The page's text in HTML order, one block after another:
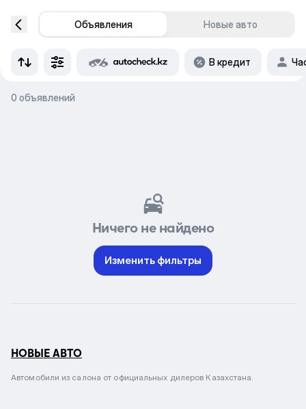
Объявления Новые авто
В кредит
0 объявлений
Ничего не найдено
Изменить фильтры
НОВЫЕ АВТО
Автомобили из салона от официальных дилеров Казахстана.